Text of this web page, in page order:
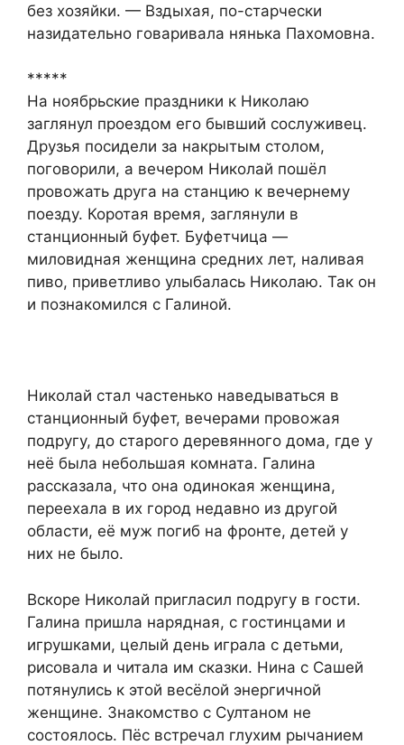
без хозяйки. — Вздыхая, по-старчески
назидательно говаривала нянька Пахомовна.
*****
На ноябрьские праздники к Николаю
заглянул проездом его бывший сослуживец.
Друзья посидели за накрытым столом,
поговорили, а вечером Николай пошёл
провожать друга на станцию к вечернему
поезду. Коротая время, заглянули в
станционный буфет. Буфетчица —
миловидная женщина средних лет, наливая
пиво, приветливо улыбалась Николаю. Так он
и познакомился с Галиной.
Николай стал частенько наведываться в
станционный буфет, вечерами провожая
подругу, до старого деревянного дома, где у
неё была небольшая комната. Галина
рассказала, что она одинокая женщина,
переехала в их город недавно из другой
области, её муж погиб на фронте, детей у
них не было.
Вскоре Николай пригласил подругу в гости.
Галина пришла нарядная, с гостинцами и
игрушками, целый день играла с детьми,
рисовала и читала им сказки. Нина с Сашей
потянулись к этой весёлой энергичной
женщине. Знакомство с Султаном не
состоялось. Пёс встречал глухим рычанием